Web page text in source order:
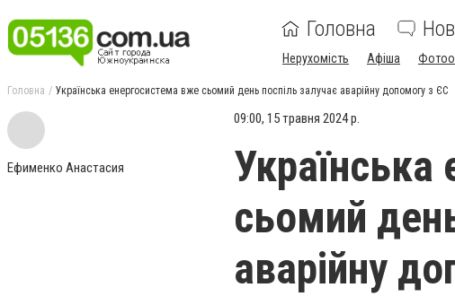
Головна
Нерухомість Афіша
Головна Українська енергосистема вже сьомий день поспіль залучає аварійну допомогу з ЄС
Ефименко Анастасия
09:00, 15 травня 2024 р.
сьомий
аварійну